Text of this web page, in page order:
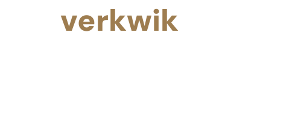
verkwik